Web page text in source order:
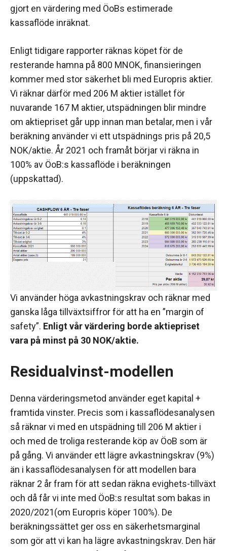
gjort en värdering med ÖoBs estimerade
kassaflöde inräknat.
Enligt tidigare rapporter räknas köpet för de
resterande hamna på 800 MNOK, finansieringen
kommer med stor säkerhet bli med Europris aktier.
Vi räknar därför med 206 M aktier istället för
nuvarande 167 M aktier, utspädningen blir mindre
om aktiepriset går upp innan man betalar, men i vår
beräkning använder vi ett utspädnings pris på 20,5
NOK/aktie. År 2021 och framåt börjar vi räkna in
100% av ÖoB:s kassaflöde i beräkningen
(uppskattad).
Vi använder höga avkastningskrav och räknar med
ganska låga tillväxtsiffror för att ha en ”margin of
safety”. Enligt vår värdering borde aktiepriset
vara på minst på 30 NOK/aktie.
Residualvinst-modellen
Denna värderingsmetod använder eget kapital +
framtida vinster. Precis som i kassaflödesanalysen
så räknar vi med en utspädning till 206 M aktier i
och med de troliga resterande köp av ÖoB som är
på gång. Vi använder ett lägre avkastningskrav (9%)
än i kassaflödesanalysen för att modellen bara
räknar 2 år fram för att sedan räkna evighets-tillväxt
och då får vi inte med ÖoB:s resultat som bakas in
2020/2021(om Europris köper 100%). De
beräkningssättet ger oss en säkerhetsmarginal
som gör att vi kan ha lägre avkastningskrav. Den här